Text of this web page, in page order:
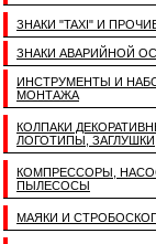
ЗНАКИ "TAXI" И
ЗНАКИ АВАРИЙНОЙ
ИНСТРУМЕНТЫ И
МОНТАЖА
КОЛПАКИ
ЛОГОТИПЫ, ЗАГЛУШКИ
КОМПРЕССОРЫ,
ПЫЛЕСОСЫ
МАЯКИ И